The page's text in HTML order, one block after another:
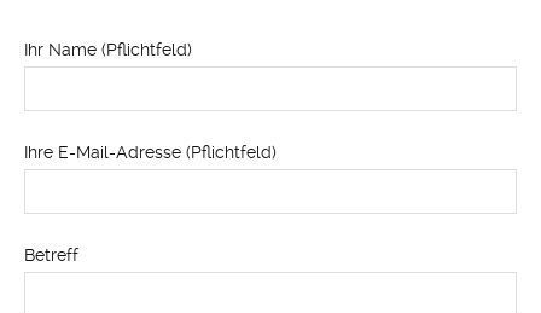
Ihr Name (Pflichtfeld)
Ihre E-Mail-Adresse (Pflichtfeld)
Betreff